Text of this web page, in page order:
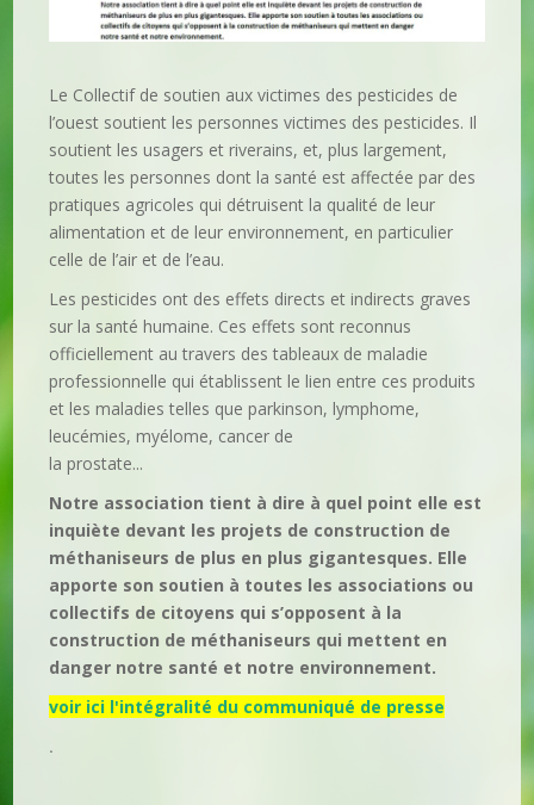
Le Collectif de soutien aux victimes des pesticides de
l’ouest soutient les personnes victimes des pesticides. Il
soutient les usagers et riverains, et, plus largement,
toutes les personnes dont la santé est affectée par des
pratiques agricoles qui détruisent la qualité de leur
alimentation et de leur environnement, en particulier
celle de l’air et de l’eau.
Les pesticides ont des effets directs et indirects graves
sur la santé humaine. Ces effets sont reconnus
officiellement au travers des tableaux de maladie
professionnelle qui établissent le lien entre ces produits
et les maladies telles que parkinson, lymphome,
leucémies, myélome, cancer de
la prostate...
Notre association tient à dire à quel point elle est
inquiète devant les projets de construction de
méthaniseurs de plus en plus gigantesques. Elle
apporte son soutien à toutes les associations ou
collectifs de citoyens qui s’opposent à la
construction de méthaniseurs qui mettent en
danger notre santé et notre environnement.
voir ici l'intégralité du communiqué de presse
.